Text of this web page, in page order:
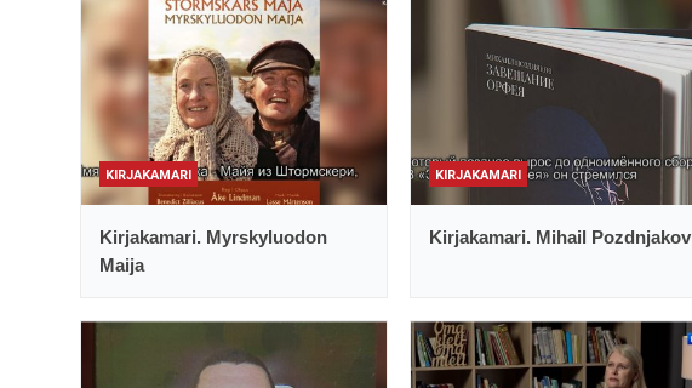
KIRJAKAMARI
Kirjakamari. Myrskyluodon
Maija
KIRJAKAMARI
Kirjakamari. Mihail Pozdnjakov